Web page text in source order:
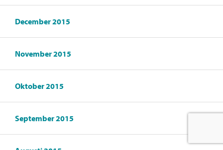
December 2015
November 2015
Oktober 2015
September 2015